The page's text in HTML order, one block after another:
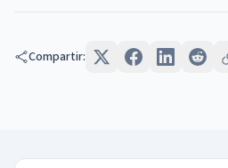
Compartir: